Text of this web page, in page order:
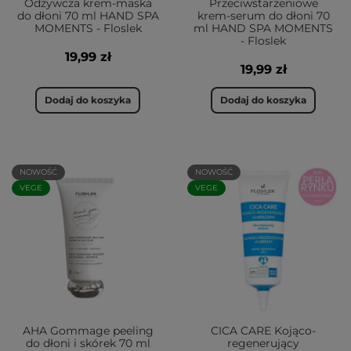
które pielęgnują ją, odżywiają, nawilżają i przede
wszystkim — regenerują. Zapraszamy do zapoznania
się z naszymi preparatami ujędrniającymi i
nawilżającymi. Jesteśmy przekonani, że u nas każdy
Balsamy do ciała — czym są?
których skóra wymaga specjalnej opieki: nawilżenia,
uelastycznienia oraz regeneracji. Zawarte w nich
składniki skutecznie pomagają wzmocnić kondycję
skóry, dzięki czemu staje się ona:
piękniejsza,
lepiej odżywiona,
jędrniejsza.
Odżywcza krem-maska
do dłoni 70 ml HAND SPA
MOMENTS - Floslek
19,99 zł
Dodaj do koszyka
Przeciwstarzeniowe
krem-serum do dłoni 70
ml HAND SPA MOMENTS
- Floslek
19,99 zł
Dodaj do koszyka
NOWOŚĆ
VEGE
AHA Gommage peeling
do dłoni i skórek 70 ml
NOWOŚĆ
VEGE
CICA CARE Kojąco-
regenerujący